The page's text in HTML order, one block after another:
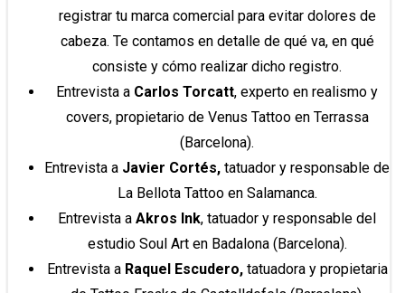
registrar tu marca comercial para evitar dolores de
cabeza. Te contamos en detalle de qué va, en qué
consiste y cómo realizar dicho registro.
Entrevista a Carlos Torcatt, experto en realismo y
covers, propietario de Venus Tattoo en Terrassa
(Barcelona).
Entrevista a Javier Cortés, tatuador y responsable de
La Bellota Tattoo en Salamanca.
Entrevista a Akros Ink, tatuador y responsable del
estudio Soul Art en Badalona (Barcelona).
Entrevista a Raquel Escudero,tatuadora y propietaria